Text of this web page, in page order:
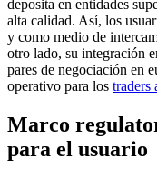
deposita en entidades
alta calidad. Así, los
y como medio de
otro lado, su integración
pares de negociación en
operativo para los traders
Marco
para el usuario